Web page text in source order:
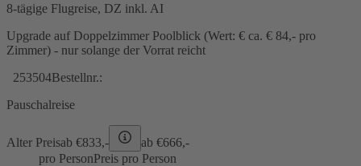
8-tägige Flugreise, DZ inkl. AI
Upgrade auf Doppelzimmer Poolblick (Wert: € ca. € 84,- pro
Zimmer) - nur solange der Vorrat reicht
253504Bestellnr.:
Pauschalreise
Alter Preisab €833,- ab €666,-
pro PersonPreis pro Person